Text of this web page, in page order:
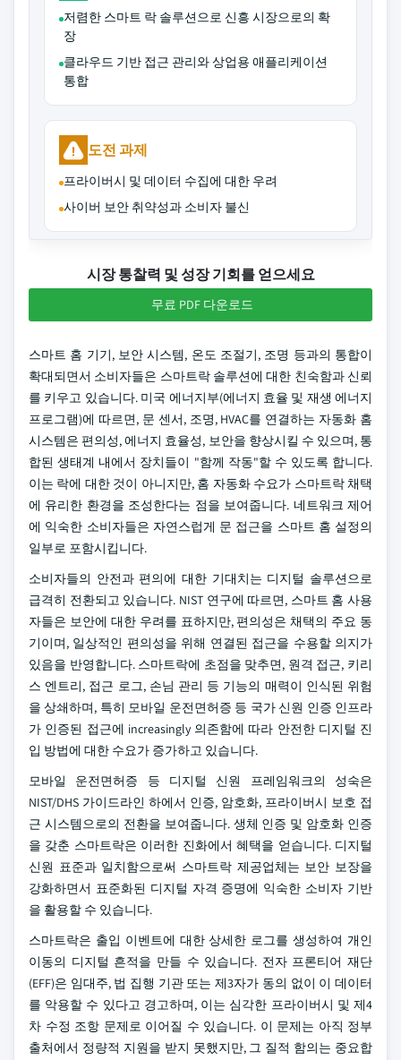
저렴한 스마트 락 솔루션으로 신흥 시장으로의 확
장
클라우드 기반 접근 관리와 상업용 애플리케이션
통합
도전 과제
프라이버시 및 데이터 수집에 대한 우려
사이버 보안 취약성과 소비자 불신
시장 통찰력 및 성장 기회를 얻으세요
무료 PDF 다운로드
스마트 홈 기기, 보안 시스템, 온도 조절기, 조명 등과의 통합이
확대되면서 소비자들은 스마트락 솔루션에 대한 친숙함과 신뢰
를 키우고 있습니다. 미국 에너지부(에너지 효율 및 재생 에너지
프로그램)에 따르면, 문 센서, 조명, HVAC를 연결하는 자동화 홈
시스템은 편의성, 에너지 효율성, 보안을 향상시킬 수 있으며, 통
합된 생태계 내에서 장치들이 "함께 작동"할 수 있도록 합니다.
이는 락에 대한 것이 아니지만, 홈 자동화 수요가 스마트락 채택
에 유리한 환경을 조성한다는 점을 보여줍니다. 네트워크 제어
에 익숙한 소비자들은 자연스럽게 문 접근을 스마트 홈 설정의
일부로 포함시킵니다.
소비자들의 안전과 편의에 대한 기대치는 디지털 솔루션으로
급격히 전환되고 있습니다. NIST 연구에 따르면, 스마트 홈 사용
자들은 보안에 대한 우려를 표하지만, 편의성은 채택의 주요 동
기이며, 일상적인 편의성을 위해 연결된 접근을 수용할 의지가
있음을 반영합니다. 스마트락에 초점을 맞추면, 원격 접근, 키리
스 엔트리, 접근 로그, 손님 관리 등 기능의 매력이 인식된 위험
을 상쇄하며, 특히 모바일 운전면허증 등 국가 신원 인증 인프라
가 인증된 접근에 increasingly 의존함에 따라 안전한 디지털 진
입 방법에 대한 수요가 증가하고 있습니다.
모바일 운전면허증 등 디지털 신원 프레임워크의 성숙은
NIST/DHS 가이드라인 하에서 인증, 암호화, 프라이버시 보호 접
근 시스템으로의 전환을 보여줍니다. 생체 인증 및 암호화 인증
을 갖춘 스마트락은 이러한 진화에서 혜택을 얻습니다. 디지털
신원 표준과 일치함으로써 스마트락 제공업체는 보안 보장을
강화하면서 표준화된 디지털 자격 증명에 익숙한 소비자 기반
을 활용할 수 있습니다.
스마트락은 출입 이벤트에 대한 상세한 로그를 생성하여 개인
이동의 디지털 흔적을 만들 수 있습니다. 전자 프론티어 재단
(EFF)은 임대주, 법 집행 기관 또는 제3자가 동의 없이 이 데이터
를 악용할 수 있다고 경고하며, 이는 심각한 프라이버시 및 제4
차 수정 조항 문제로 이어질 수 있습니다. 이 문제는 아직 정부
출처에서 정량적 지원을 받지 못했지만, 그 질적 함의는 중요합